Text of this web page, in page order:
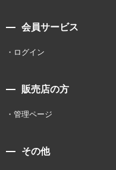
会員サービス
ログイン
販売店の方
管理ページ
その他